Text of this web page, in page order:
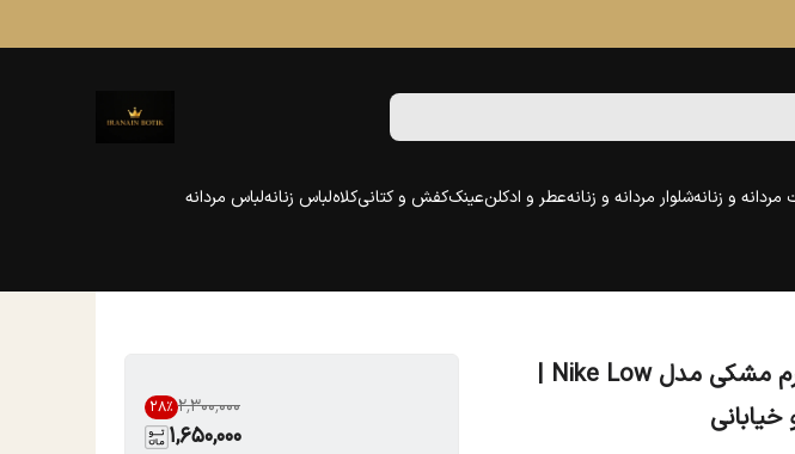
و زنانهشلوار مردانه و زنانهعطر و ادکلنعینککفش و کتانیکلاهلباس زنانهلباس مردانه
کتانی اسپرت کرم مشکی مدل Nike Low |
خیابانی
۲٬۳۰۰٬۰۰۰ 28%
1,650,000